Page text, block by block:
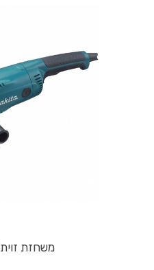
משחזת זוית 9' 2200W